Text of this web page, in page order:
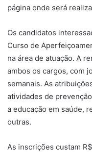
página onde será
Os candidatos
Curso de
na área de atuação. A
ambos os cargos, com
semanais. As
atividades de
a educação em saúde,
outras.
As inscrições custam